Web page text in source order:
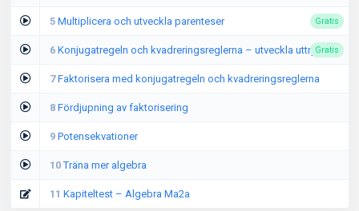
5 Multiplicera och utveckla parenteser Gratis
6 Konjugatregeln och kvadreringsreglerna – utveckla uttryckGratis
7Faktorisera med konjugatregeln och kvadreringsreglerna
8 Fördjupning av faktorisering
9 Potensekvationer
10Träna mer algebra
11 Kapiteltest – Algebra Ma2a